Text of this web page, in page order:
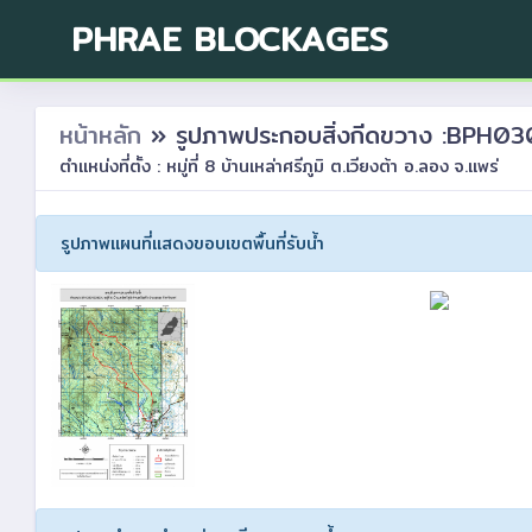
PHRAE BLOCKAGES
หน้าหลัก » รูปภาพประกอบสิ่งกีดขวาง
ตำแหน่งที่ตั้ง : หมู่ที่ 8 บ้านเหล่าศรีภูมิ ต.เวียงต้า อ.ลอง จ.แพร่
รูปภาพแผนที่แสดงขอบเขตพื้นที่รับน้ำ